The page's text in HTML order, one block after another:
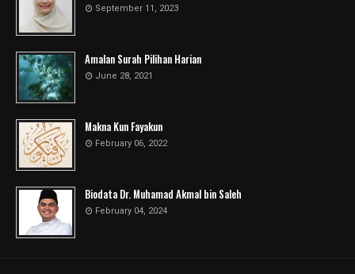
September 11, 2023
Amalan Surah Pilihan Harian
June 28, 2021
Makna Kun Fayakun
February 06, 2022
Biodata Dr. Muhamad Akmal bin Saleh
February 04, 2024